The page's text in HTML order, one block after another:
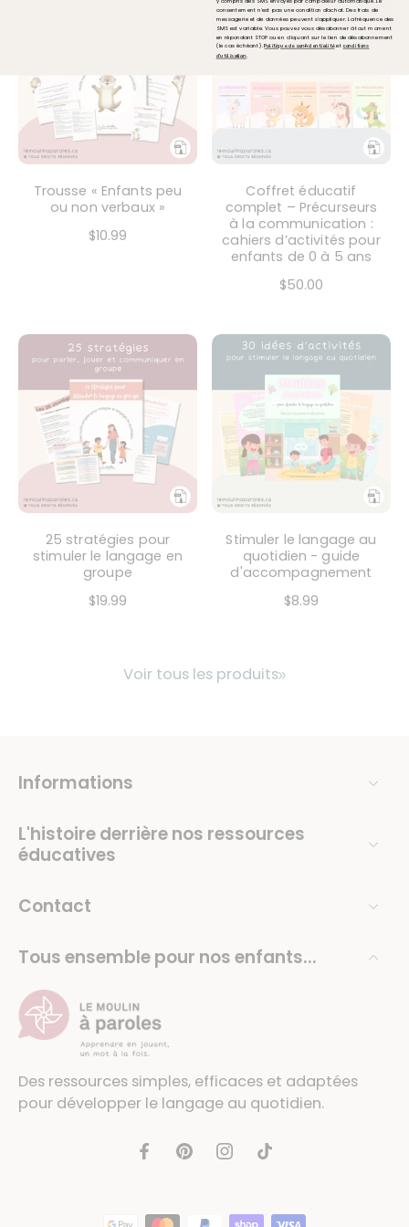
Trousse « Enfants peu
ou non verbaux »
$10.99
Coffret éducatif
complet – Précurseurs
à la communication :
cahiers d’activités pour
enfants de 0 à 5 ans
$50.00
25 stratégies pour
stimuler le langage en
groupe
$19.99
Stimuler le langage au
quotidien - guide
d'accompagnement
$8.99
Voir tous les produits
Informations
L'histoire derrière nos ressources
éducatives
Contact
Tous ensemble pour nos enfants...
Des ressources simples, efficaces et adaptées
pour développer le langage au quotidien.
consentement n'est pas une condition d'achat. Des frais de
messagerie et de données peuvent s'appliquer. La fréquence des
SMS est variable. Vous pouvez vous désabonner à tout moment
en répondant STOP ou en cliquant sur le lien de désabonnement
(le cas échéant).Politique de confidentialitéet conditions
d'utilisation.